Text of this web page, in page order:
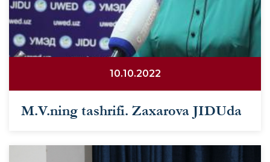
10.10.2022
M.V.ning tashrifi. Zaxarova JIDUda